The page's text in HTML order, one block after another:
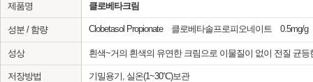
제품명 클로베타크림
성분 / 함량 Clobetasol Propionate 클로베타솔프로피오네이트 0.5mg/g
성상 흰색~거의 흰색의 유연한 크림으로 이물질이 없이 전질 균등
저장방법 기밀용기, 실온(1~30℃)보관